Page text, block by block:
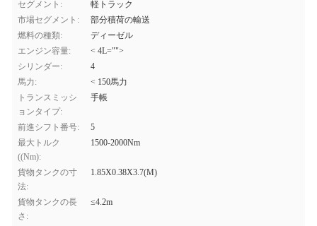
セグメント:
軽トラック
市場セグメント:
部分積荷の輸送
燃料の種類:
ディーゼル
エンジン容量:
< 4L="">
シリンダー:
4
馬力:
< 150馬力
トランスミッシ
ョンタイプ:
手帳
前進シフト番号:
5
最大トルク
((Nm):
1500-2000Nm
貨物タンクの寸
法:
1.85X0.38X3.7(M)
貨物タンクの長
さ:
≤4.2m